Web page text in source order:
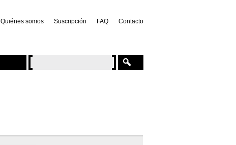
Quiénes somos Suscripción FAQ Contacto